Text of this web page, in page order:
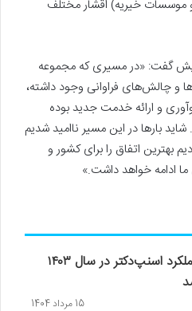
موسسات خیریه) اقشار مختلف
گفت: «در مسیری که مجموعه
چالش‌های فراوانی وجود داشته،
و ارائه خدمت جدید بوده
بارها در این مسیر ناامید شدیم
بهترین اتفاق را برای کشور و
ادامه خواهد داشت.»
گزارش عملکرد اسنپ‌دکتر در سال ۱۴۰۳
15 مرداد 1404